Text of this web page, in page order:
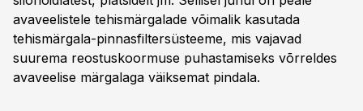
avaveelistele tehismärgalade võimalik kasutada
tehismärgala-pinnasfiltersüsteeme, mis vajavad
suurema reostuskoormuse puhastamiseks võrreldes
avaveelise märgalaga väiksemat pindala.